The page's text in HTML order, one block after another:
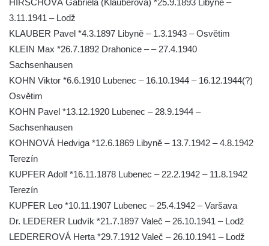
Pamětní deska Rudé armádě na radnici v
Trutnově
Pomník obětem koncentračního tábora na
hřbitově v Rychnově u Jablonce nad Nisou
Kenotaf Alfreda Langa na hřbitově v Krásné
u Pěnčína
Krásné u Pěnčína
Krásné u Pěnčína
Hřbitovní kaple rodiny Fiedler na hřbitově v
Teplicích nad Metují
3.11.1941 – Lodž
KLAUBER Pavel *4.3.1897 Libyně – 1.3.1943 – Osvětim
KLEIN Max *26.7.1892 Drahonice – – 27.4.1940
Sachsenhausen
KOHN Viktor *6.6.1910 Lubenec – 16.10.1944 – 16.12.1944(?)
Osvětim
KOHN Pavel *13.12.1920 Lubenec – 28.9.1944 –
Sachsenhausen
KOHNOVÁ Hedviga *12.6.1869 Libyně – 13.7.1942 – 4.8.1942
Terezín
KUPFER Adolf *16.11.1878 Lubenec – 22.2.1942 – 11.8.1942
Terezín
KUPFER Leo *10.11.1907 Lubenec – 25.4.1942 – Varšava
Dr. LEDERER Ludvík *21.7.1897 Valeč – 26.10.1941 – Lodž
LEDEREROVÁ Herta *29.7.1912 Valeč – 26.10.1941 – Lodž